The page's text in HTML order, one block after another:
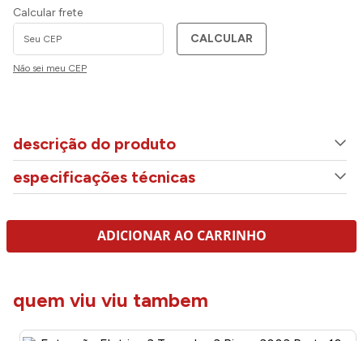
Calcular frete
CALCULAR
Não sei meu CEP
descrição do produto
especificações técnicas
ADICIONAR AO CARRINHO
quem viu viu tambem